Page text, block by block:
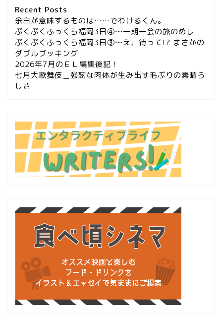
Recent Posts
余白が意味するものは……でわけるくん。
ぷくぷくふっくら福岡3日④～一期一会の旅のめし
ぷくぷくふっくら福岡3日③～え、待って!? まさかの
ダブルブッキング
2026年7月のＥＬ編集後記！
七月大歌舞伎＿強靭な肉体が生み出す毛ぶりの素晴ら
しさ